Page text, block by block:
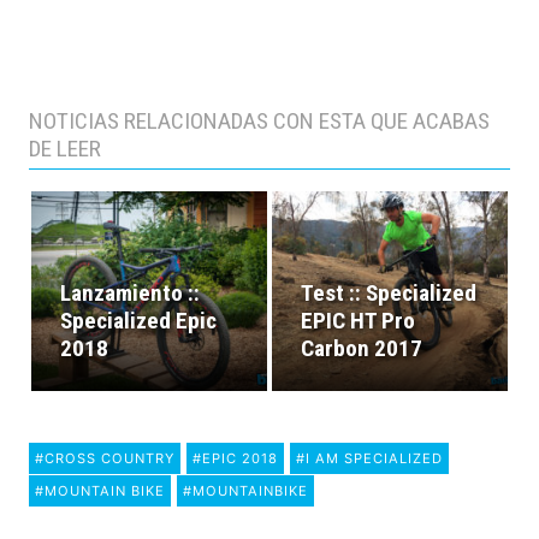
NOTICIAS RELACIONADAS CON ESTA QUE ACABAS
DE LEER
Lanzamiento ::
Specialized Epic
2018
Test :: Specialized
EPIC HT Pro
Carbon 2017
#CROSS COUNTRY #EPIC 2018
#I AM SPECIALIZED
#MOUNTAIN BIKE
#MOUNTAINBIKE